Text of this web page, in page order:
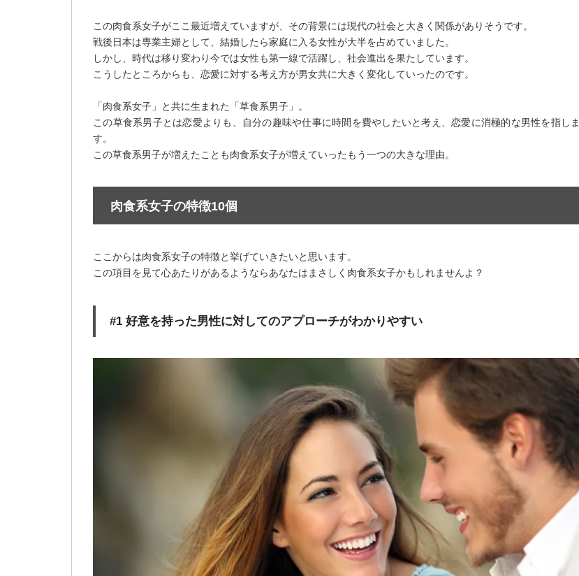
この肉食系女子がここ最近増えていますが、その背景には現代の社会と大きく関係がありそうです。
戦後日本は専業主婦として、結婚したら家庭に入る女性が大半を占めていました。
しかし、時代は移り変わり今では女性も第一線で活躍し、社会進出を果たしています。
こうしたところからも、恋愛に対する考え方が男女共に大きく変化していったのです。
「肉食系女子」と共に生まれた「草食系男子」。
この草食系男子とは恋愛よりも、自分の趣味や仕事に時間を費やしたいと考え、恋愛に消極的な男性を指しま
す。
この草食系男子が増えたことも肉食系女子が増えていったもう一つの大きな理由。
肉食系女子の特徴10個
ここからは肉食系女子の特徴と挙げていきたいと思います。
この項目を見て心あたりがあるようならあなたはまさしく肉食系女子かもしれませんよ？
#1 好意を持った男性に対してのアプローチがわかりやすい